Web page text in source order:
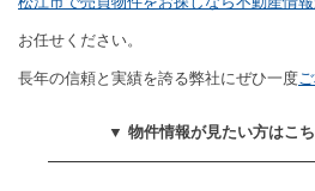
お任せください。
長年の信頼と実績を誇る弊社にぜひ一度
▼ 物件情報が見たい方はこ